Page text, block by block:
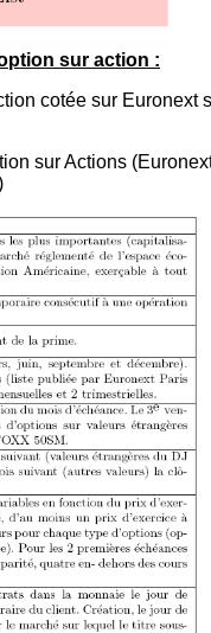
sur action :
cotée sur Euronext
sur Actions